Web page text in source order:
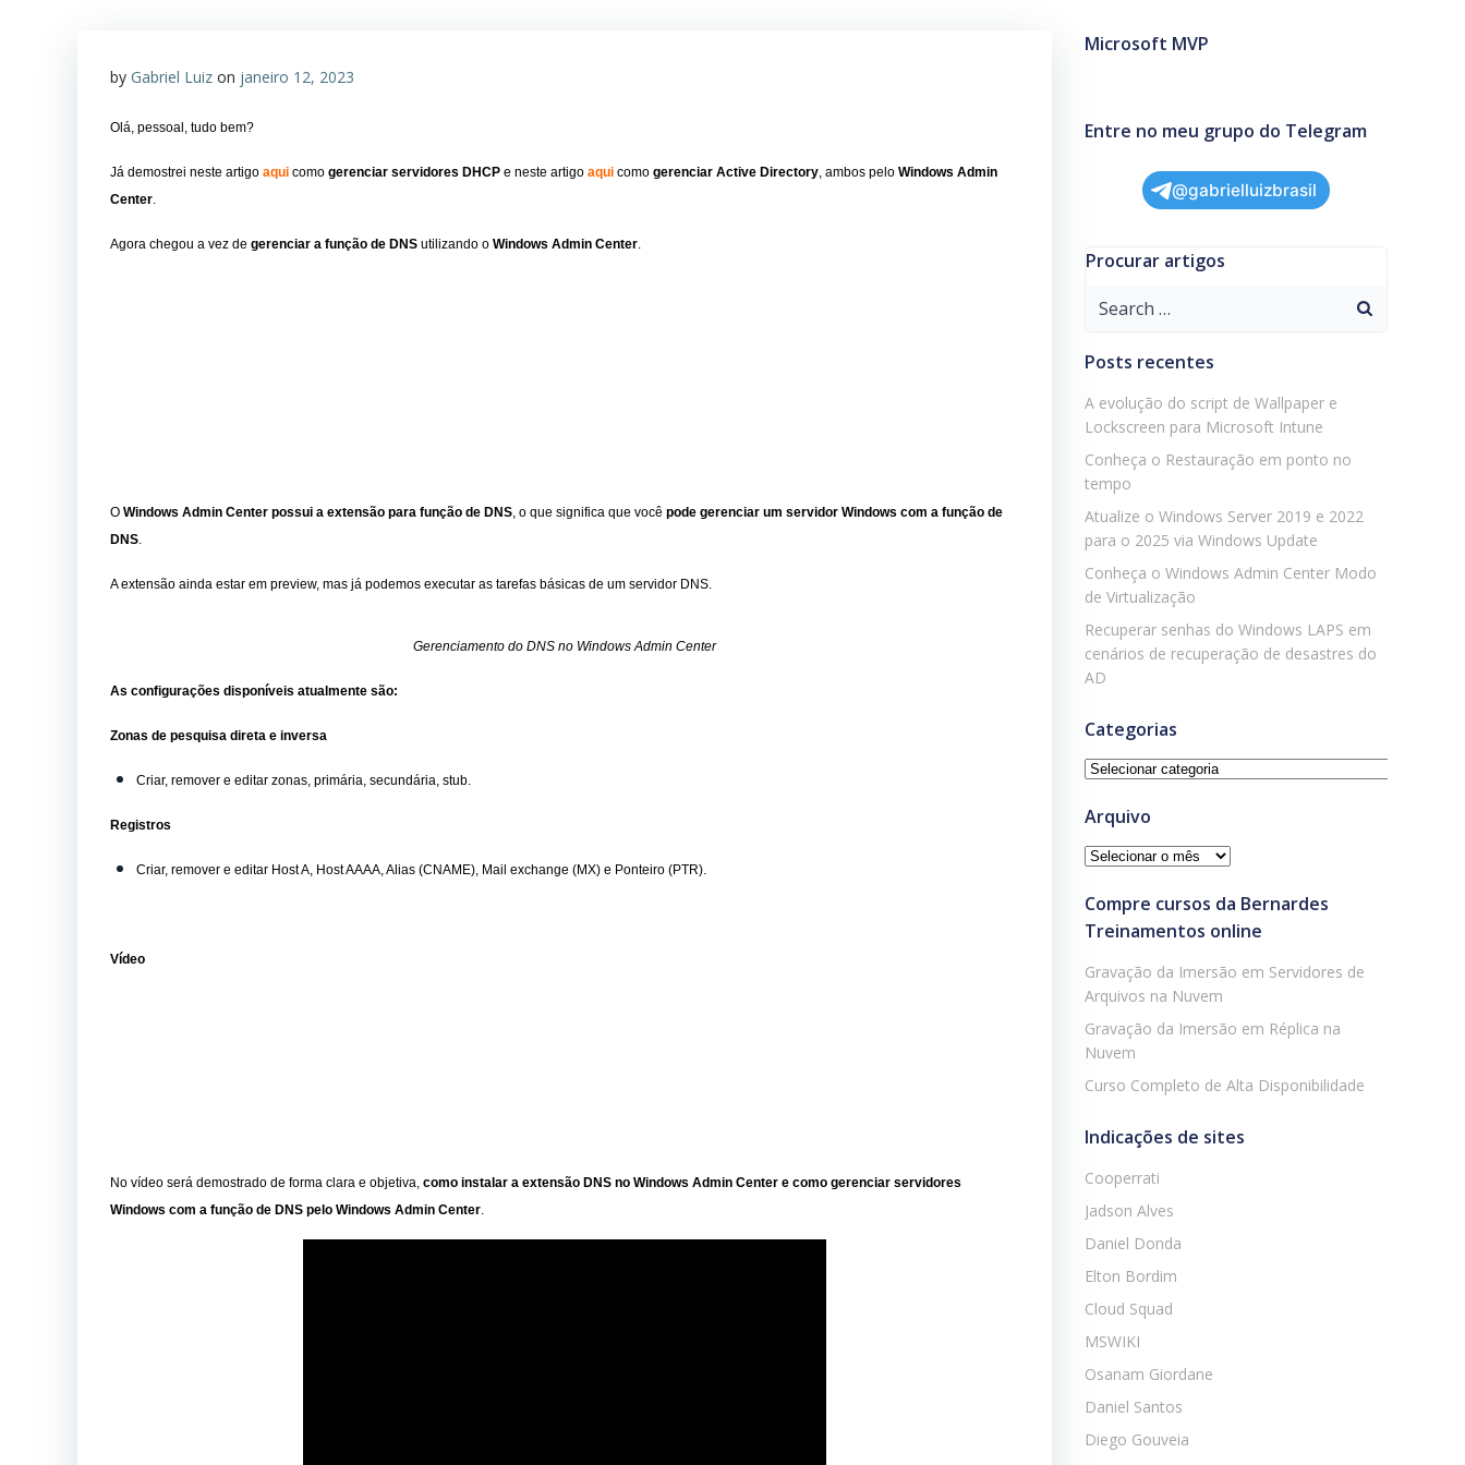
by Gabriel Luiz on janeiro 12, 2023
Olá, pessoal, tudo bem?
Já demostrei neste artigo aqui como gerenciar servidores DHCP e neste artigo aqui como gerenciar Active Directory, ambos pelo Windows Admin
Center.
Agora chegou a vez de gerenciar a função de DNS utilizando o Windows Admin Center.
O Windows Admin Center possui a extensão para função de DNS, o que significa que você pode gerenciar um servidor Windows com a função de
DNS.
A extensão ainda estar em preview, mas já podemos executar as tarefas básicas de um servidor DNS.
Gerenciamento do DNS no Windows Admin Center
As configurações disponíveis atualmente são:
Zonas de pesquisa direta e inversa
Criar, remover e editar zonas, primária, secundária, stub.
Registros
Criar, remover e editar Host A, Host AAAA, Alias (CNAME), Mail exchange (MX) e Ponteiro (PTR).
Vídeo
No vídeo será demostrado de forma clara e objetiva, como instalar a extensão DNS no Windows Admin Center e como gerenciar servidores
Windows com a função de DNS pelo Windows Admin Center.
Microsoft MVP
Entre no meu grupo do Telegram
@gabrielluizbrasil
Procurar artigos
Search
Posts recentes
A evolução do script de Wallpaper e
Lockscreen para Microsoft Intune
Conheça o Restauração em ponto no
tempo
Atualize o Windows Server 2019 e 2022
para o 2025 via Windows Update
Conheça o Windows Admin Center Modo
de Virtualização
Recuperar senhas do Windows LAPS em
cenários de recuperação de desastres do
AD
Categorias
Categorias
Arquivo
Arquivo
Compre cursos da Bernardes
Treinamentos online
Gravação da Imersão em Servidores de
Arquivos na Nuvem
Gravação da Imersão em Réplica na
Nuvem
Curso Completo de Alta Disponibilidade
Indicações de sites
Cooperrati
Jadson Alves
Daniel Donda
Elton Bordim
Cloud Squad
MSWIKI
Osanam Giordane
Daniel Santos
Diego Gouveia